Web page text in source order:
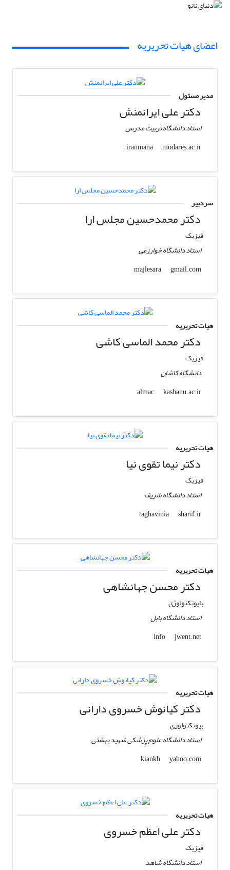
اعضای هیات تحریریه
مدیر مسئول
دکتر علی ایرانمنش
استاد دانشگاه تربیت مدرس
iranmana
modares.ac.ir
سردبیر
دکتر محمدحسین مجلس ارا
فیزیک
استاد دانشگاه خوارزمی
majlesara
gmail.com
هیات تحریریه
دکتر محمد الماسی کاشی
فیزیک
دانشگاه کاشان
almac
kashanu.ac.ir
هیات تحریریه
دکتر نیما تقوی نیا
فیزیک
استاد دانشگاه شریف
taghavinia
sharif.ir
هیات تحریریه
دکتر محسن جهانشاهی
بایوتکنولوژی
استاد دانشگاه بابل
info
jwent.net
هیات تحریریه
دکتر کیانوش خسروی دارانی
بیوتکنولوژی
استاد دانشگاه علوم پزشکی شهید بهشتی
kiankh
yahoo.com
هیات تحریریه
دکتر علی اعظم خسروی
فیزیک
استاد دانشگاه شاهد